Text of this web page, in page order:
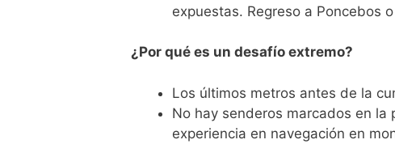
expuestas. Regreso a Poncebos
¿Por qué es un desafío extremo?
Los últimos metros antes de la
No hay senderos marcados en
experiencia en navegación en